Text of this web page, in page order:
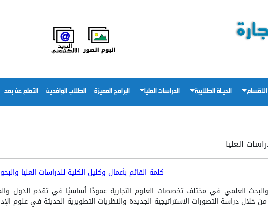
الاقسام الحيـاة الطلابية الدراسات العليا البرامج المميزة الطلاب الوافدين التعلم عن بعد
العليا
كلمة القائم بأعمال وكليل الكلية للدراسات العليا
والبحث العلمي في مختلف تخصصات العلوم التجارية عمودًا أساسيًا في تقدم الدول
من خلال دراسة التصورات الاستراتيجية الجديدة والنظريات التطويرية الحديثة في علوم